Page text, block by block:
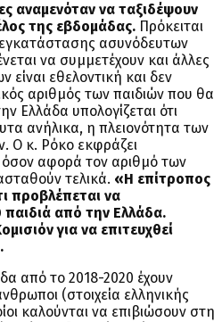
αναμενόταν να ταξιδέψουν
της εβδομάδας. Πρόκειται
ασυνόδευτων
να συμμετέχουν και άλλες
εθελοντική και δεν
αριθμός των παιδιών που θα
Ελλάδα υπολογίζεται ότι
ανήλικα, η πλειονότητα των
Ο κ. Ρόκο εκφράζει
όσον αφορά τον αριθμό των
τελικά. «Η επίτροπος
προβλέπεται να
από την Ελλάδα.
για να επιτευχθεί
από το 2018-2020 έχουν
(στοιχεία ελληνικής
καλούνται να επιβιώσουν στη